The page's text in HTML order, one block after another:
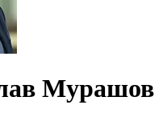
Мурашов